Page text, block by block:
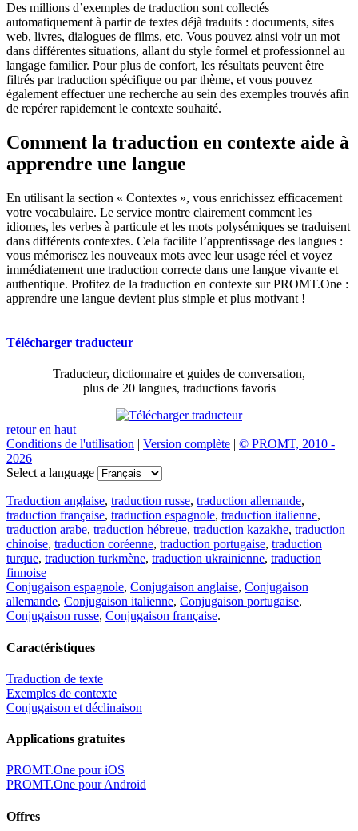
Des millions d’exemples de traduction sont collectés
automatiquement à partir de textes déjà traduits : documents, sites
web, livres, dialogues de films, etc. Vous pouvez ainsi voir un mot
dans différentes situations, allant du style formel et professionnel au
langage familier. Pour plus de confort, les résultats peuvent être
filtrés par traduction spécifique ou par thème, et vous pouvez
également effectuer une recherche au sein des exemples trouvés afin
de repérer rapidement le contexte souhaité.
Comment la traduction en contexte aide à
apprendre une langue
En utilisant la section « Contextes », vous enrichissez efficacement
votre vocabulaire. Le service montre clairement comment les
idiomes, les verbes à particule et les mots polysémiques se traduisent
dans différents contextes. Cela facilite l’apprentissage des langues :
vous mémorisez les nouveaux mots avec leur usage réel et voyez
immédiatement une traduction correcte dans une langue vivante et
authentique. Profitez de la traduction en contexte sur PROMT.One :
apprendre une langue devient plus simple et plus motivant !
Télécharger traducteur
Traducteur, dictionnaire et guides de conversation,
plus de 20 langues, traductions favoris
retour en haut
Conditions de l'utilisation | Version complète | © PROMT, 2010 -
2026
Select a language
Traduction anglaise, traduction russe, traduction allemande,
traduction française, traduction espagnole, traduction italienne,
traduction arabe, traduction hébreue, traduction kazakhe, traduction
chinoise, traduction coréenne, traduction portugaise, traduction
turque, traduction turkmène, traduction ukrainienne, traduction
finnoise
Conjugaison espagnole, Conjugaison anglaise, Conjugaison
allemande, Conjugaison italienne, Conjugaison portugaise,
Conjugaison russe, Conjugaison française.
Caractéristiques
Traduction de texte
Exemples de contexte
Conjugaison et déclinaison
Applications gratuites
PROMT.One pour iOS
PROMT.One pour Android
Offres